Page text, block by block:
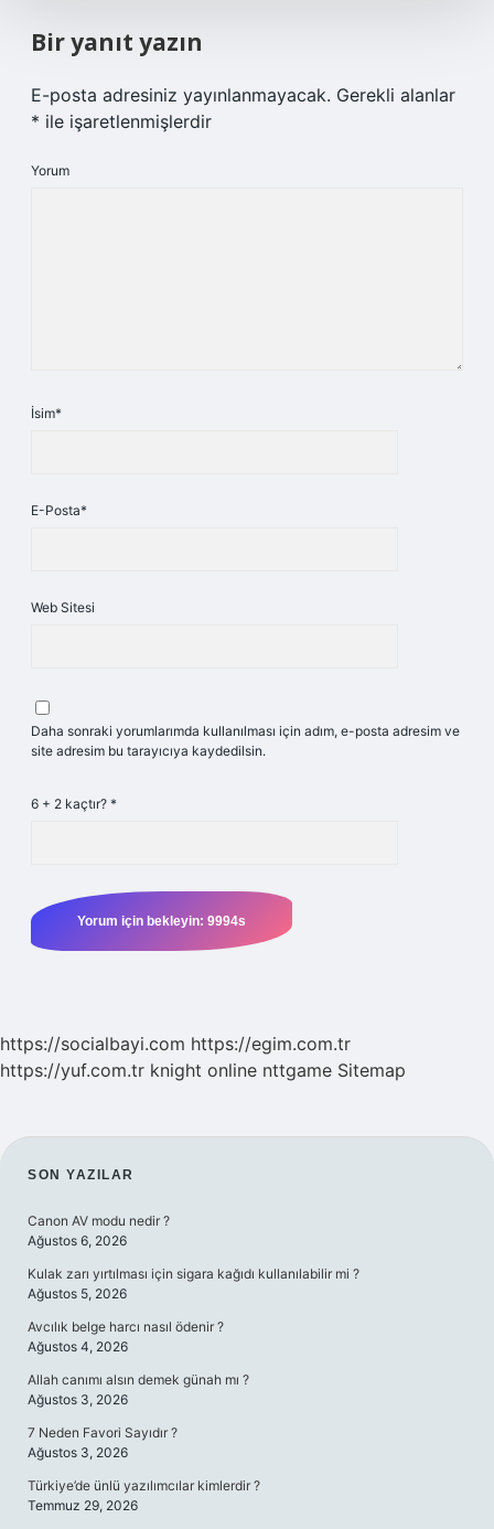
Bir yanıt yazın
E-posta adresiniz yayınlanmayacak. Gerekli alanlar
* ile işaretlenmişlerdir
Yorum
İsim*
E-Posta*
Web Sitesi
Daha sonraki yorumlarımda kullanılması için adım, e-posta adresim ve
site adresim bu tarayıcıya kaydedilsin.
6 + 2 kaçtır? *
https://socialbayi.com https://egim.com.tr
https://yuf.com.tr knight online nttgame Sitemap
SIDEBAR
SON YAZILAR
Canon AV modu nedir ?
Ağustos 6, 2026
Kulak zarı yırtılması için sigara kağıdı kullanılabilir mi ?
Ağustos 5, 2026
Avcılık belge harcı nasıl ödenir ?
Ağustos 4, 2026
Allah canımı alsın demek günah mı ?
Ağustos 3, 2026
7 Neden Favori Sayıdır ?
Ağustos 3, 2026
Türkiye’de ünlü yazılımcılar kimlerdir ?
Temmuz 29, 2026